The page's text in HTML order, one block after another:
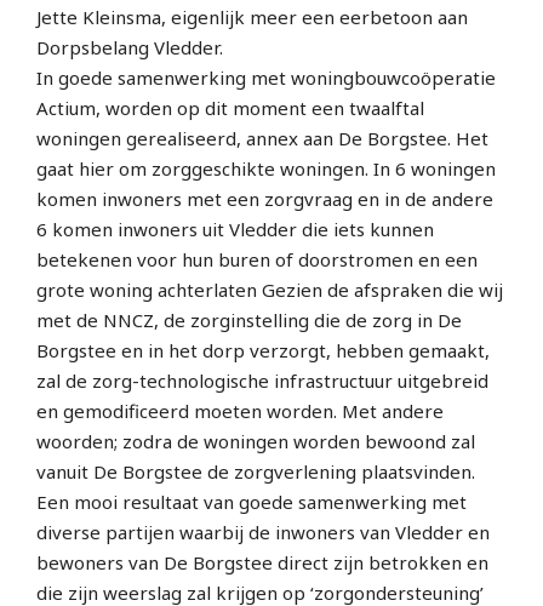
Jette Kleinsma, eigenlijk meer een eerbetoon aan
Dorpsbelang Vledder.
In goede samenwerking met woningbouwcoöperatie
Actium, worden op dit moment een twaalftal
woningen gerealiseerd, annex aan De Borgstee. Het
gaat hier om zorggeschikte woningen. In 6 woningen
komen inwoners met een zorgvraag en in de andere
6 komen inwoners uit Vledder die iets kunnen
betekenen voor hun buren of doorstromen en een
grote woning achterlaten Gezien de afspraken die wij
met de NNCZ, de zorginstelling die de zorg in De
Borgstee en in het dorp verzorgt, hebben gemaakt,
zal de zorg-technologische infrastructuur uitgebreid
en gemodificeerd moeten worden. Met andere
woorden; zodra de woningen worden bewoond zal
vanuit De Borgstee de zorgverlening plaatsvinden.
Een mooi resultaat van goede samenwerking met
diverse partijen waarbij de inwoners van Vledder en
bewoners van De Borgstee direct zijn betrokken en
die zijn weerslag zal krijgen op ‘zorgondersteuning’